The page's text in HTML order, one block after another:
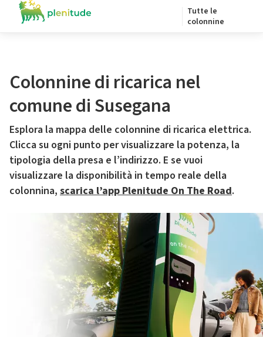
Tutte le
colonnine
Colonnine di ricarica nel
comune di Susegana
Esplora la mappa delle colonnine di ricarica elettrica.
Clicca su ogni punto per visualizzare la potenza, la
tipologia della presa e l’indirizzo. E se vuoi
visualizzare la disponibilità in tempo reale della
colonnina, scarica l’app Plenitude On The Road.